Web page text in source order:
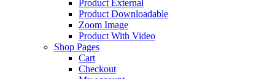
Product External
Product Downloadable
Zoom Image
Product With Video
Shop Pages
Cart
Checkout